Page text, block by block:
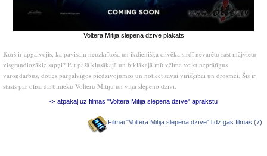
Voltera Mitija slepenā dzīve plakāts
Kurš ir apgalvojis, ka pavisam neuzkrītoša un ikdienišķa cilvēka sirdī nevarētu rast mājvietu
visgrandiozākie sapņi? Pat pašā klusākajā un biklākajā mīt vēlme veikt neprātīgus
varoņdarbus, doties pārgalvīgos piedzīvojumos un noticēt savai vīrišķībai un drosmei. Šis ir
stāsts par ofisa darbinieku Volteru Mitiju un viņa slepeno dzīvi.
<- atpakaļ uz filmas "Voltera Mitija slepenā dzīve" aprakstu
Filmai "Voltera Mitija slepenā dzīve" līdzīgas filmas (7)